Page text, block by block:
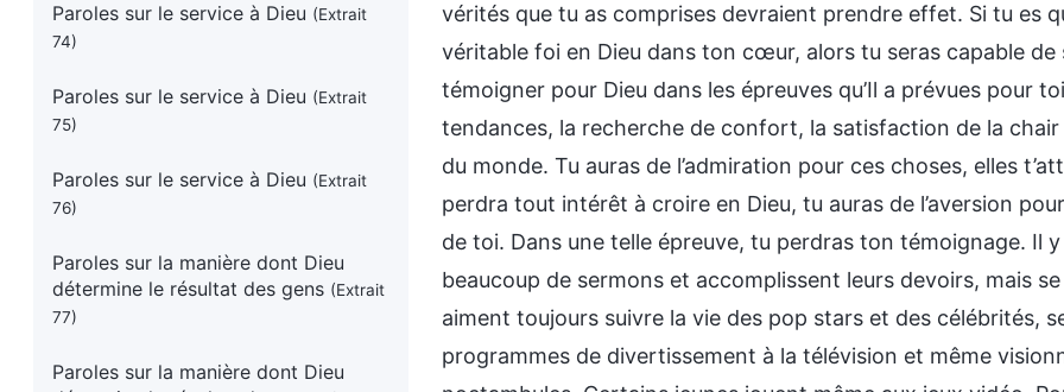
Paroles sur le service à Dieu (Extrait
74)
Paroles sur le service à Dieu (Extrait
75)
Paroles sur le service à Dieu (Extrait
76)
Paroles sur la manière dont Dieu
détermine le résultat des gens (Extrait
77)
Paroles sur la manière dont Dieu